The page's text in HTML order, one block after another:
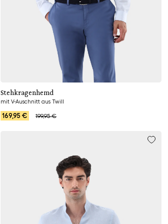
Hinzufügen
Stehkragenhemd
mit V-Auschnitt aus Twill
169,95 € 199,95 €